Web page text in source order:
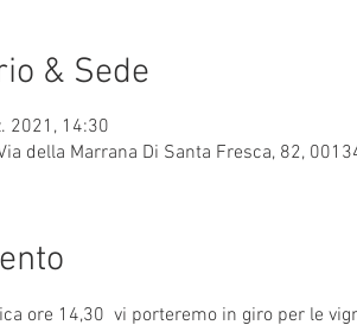
& Sede
2021, 14:30
della Marrana Di Santa Fresca, 82,
ore 14,30  vi porteremo in giro per le